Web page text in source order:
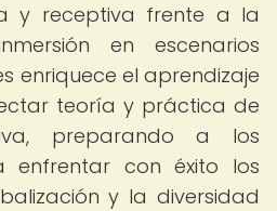
y receptiva frente a la
en escenarios
enriquece el aprendizaje
teoría y práctica de
preparando a los
enfrentar con éxito los
y la diversidad